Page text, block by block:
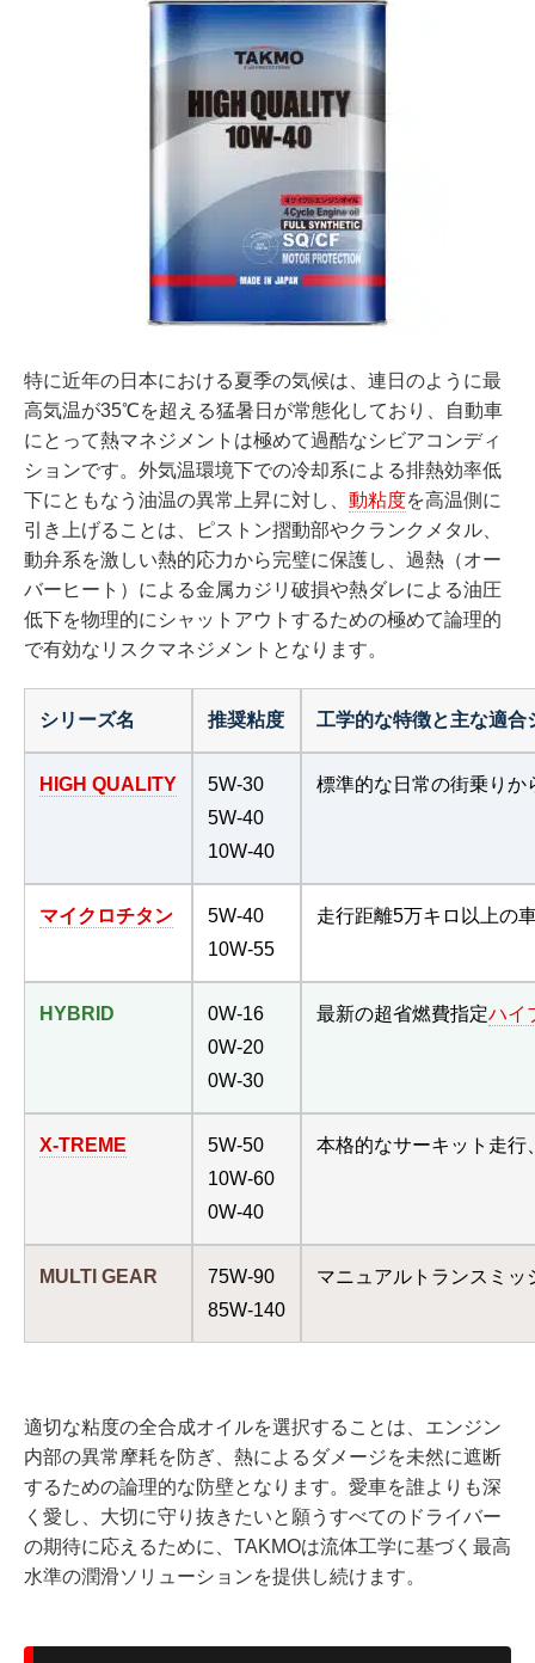
特に近年の日本における夏季の気候は、連日のように最
高気温が35℃を超える猛暑日が常態化しており、自動車
にとって熱マネジメントは極めて過酷なシビアコンディ
ションです。外気温環境下での冷却系による排熱効率低
下にともなう油温の異常上昇に対し、 動粘度を高温側に
引き上げることは、ピストン摺動部やクランクメタル、
動弁系を激しい熱的応力から完璧に保護し、過熱（オー
バーヒート）による金属カジリ破損や熱ダレによる油圧
低下を物理的にシャットアウトするための極めて論理的
で有効なリスクマネジメントとなります。
シリーズ名 推奨粘度 工学的な特徴と主な適合
HIGH QUALITY
5W-30
5W-40
10W-40
標準的な日常の街乗りか
マイクロチタン
5W-40
10W-55
走行距離5万キロ以上の
HYBRID
0W-16
0W-20
0W-30
最新の超省燃費指定ハイ
X-TREME
5W-50
10W-60
0W-40
本格的なサーキット走行
MULTI GEAR
75W-90
85W-140
マニュアルトランスミッ
適切な粘度の全合成オイルを選択することは、エンジン
内部の異常摩耗を防ぎ、熱によるダメージを未然に遮断
するための論理的な防壁となります。愛車を誰よりも深
く愛し、大切に守り抜きたいと願うすべてのドライバー
の期待に応えるために、TAKMOは流体工学に基づく最高
水準の潤滑ソリューションを提供し続けます。